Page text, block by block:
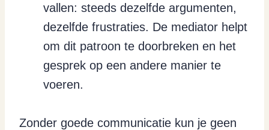
vallen: steeds dezelfde argumenten,
dezelfde frustraties. De mediator helpt
om dit patroon te doorbreken en het
gesprek op een andere manier te
voeren.
Zonder goede communicatie kun je geen